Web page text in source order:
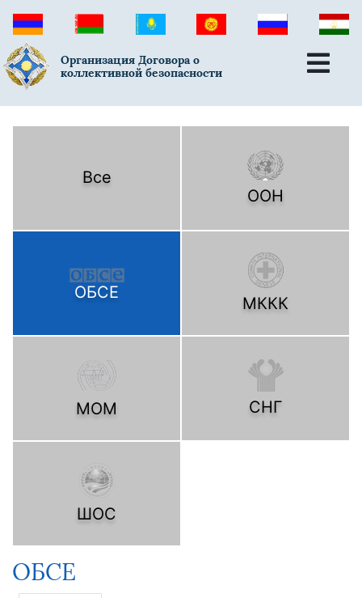
Организация Договора о
коллективной безопасности
Все
ООН
ОБСЕ
МККК
МОМ СНГ
ШОС
ОБСЕ